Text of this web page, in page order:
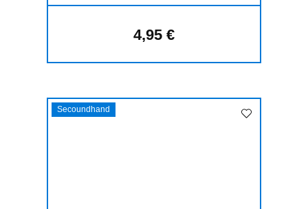
Regulärer Preis:
4,95 €
Secoundhand